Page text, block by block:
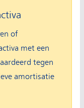
of
met een
tegen
amortisatie